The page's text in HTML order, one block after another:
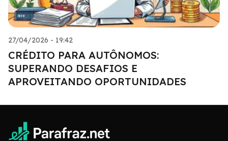
27/04/2026 - 19:42
CRÉDITO PARA AUTÔNOMOS:
SUPERANDO DESAFIOS E
APROVEITANDO OPORTUNIDADES